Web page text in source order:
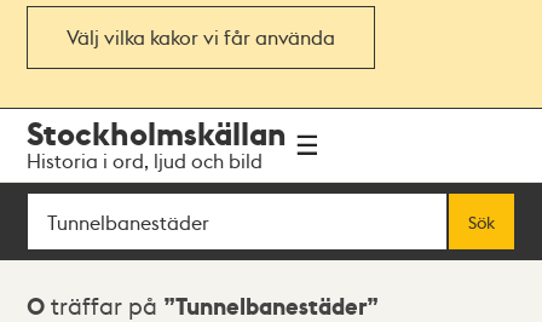
Välj vilka kakor vi får använda
navigationen
huvudinnehållet
Stockholmskällan
Historia i ord, ljud och bild
Sök
Sök
Sökresultat
0 träffar på Tunnelbanestäder